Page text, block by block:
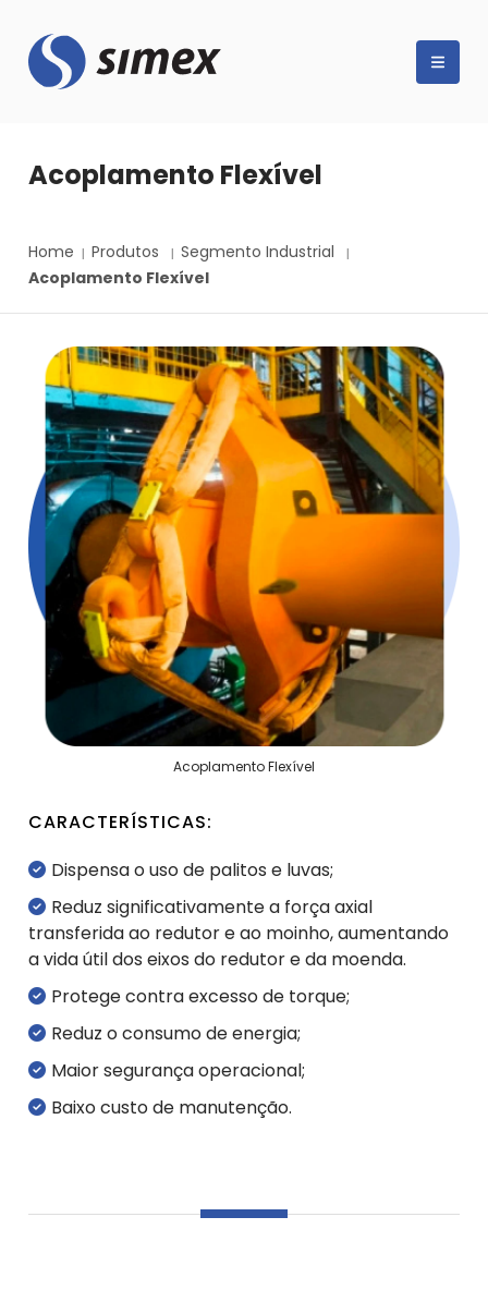
Acoplamento Flexível
Home Produtos
Segmento Industrial
Acoplamento Flexível
Acoplamento Flexível
CARACTERÍSTICAS:
Dispensa o uso de palitos e luvas;
Reduz significativamente a força axial
transferida ao redutor e ao moinho, aumentando
a vida útil dos eixos do redutor e da moenda.
Protege contra excesso de torque;
Reduz o consumo de energia;
Maior segurança operacional;
Baixo custo de manutenção.